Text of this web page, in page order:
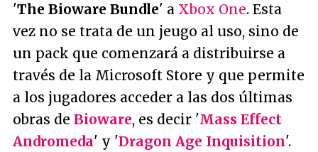
'The Bioware Bundle' a Xbox One. Esta
vez no se trata de un jeugo al uso, sino de
un pack que comenzará a distribuirse a
través de la Microsoft Store y que permite
a los jugadores acceder a las dos últimas
obras de Bioware, es decir 'Mass Effect
Andromeda' y 'Dragon Age Inquisition'.